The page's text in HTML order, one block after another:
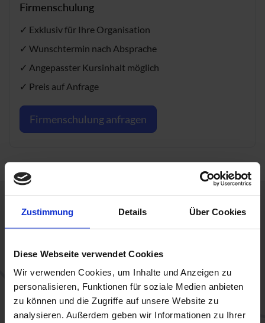
Zustimmung Details Über Cookies
Diese Webseite verwendet Cookies
Wir verwenden Cookies, um Inhalte und Anzeigen zu
personalisieren, Funktionen für soziale Medien anbieten
zu können und die Zugriffe auf unsere Website zu
analysieren. Außerdem geben wir Informationen zu Ihrer
Firmenschulung
✓ Exklusiv für Ihre Organisation
✓ Wunschtermin nach Absprache
✓ Angepasster Kursinhalt möglich
✓ Preis auf Anfrage
Firmenschulung anfragen
Über die Maptransfer
GmbH
Die Maptransfer GmbH ist einer der größten
Bildungsanbieter für Open Source Geo IT im
deutschsprachigen Raum. Wir sind spezialisiert auf